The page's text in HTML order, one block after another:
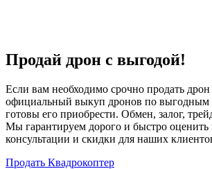
Продай дрон с выгодой!
Если вам необходимо срочно продать
официальный выкуп дронов по выгодным
готовы его приобрести. Обмен, залог,
Мы гарантируем дорого и быстро оценить
консультации и скидки для наших
Продать Квадрокоптер